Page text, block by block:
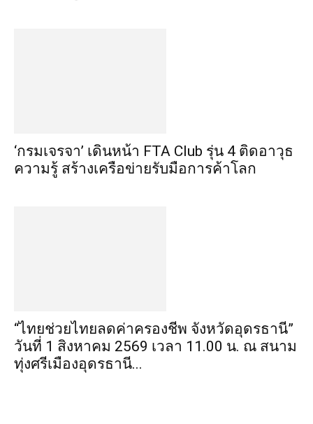
‘กรมเจรจา’ เดินหน้า FTA Club รุ่น 4 ติดอาวุธ
ความรู้ สร้างเครือข่ายรับมือการค้าโลก
“ไทยช่วยไทยลดค่าครองชีพ จังหวัดอุดรธานี”
วันที่ 1 สิงหาคม 2569 เวลา 11.00 น. ณ สนาม
ทุ่งศรีเมืองอุดรธานี...